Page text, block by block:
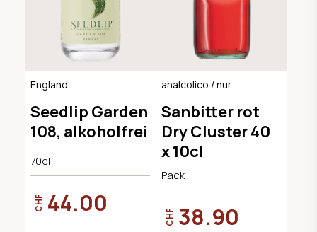
England,
Alternative
Seedlip Garden
108, alkoholfrei
70cl
CHF 44.00
analcolico / nur
verkaufen
Sanbitter rot
Dry Cluster 40
x 10cl
Pack
CHF 38.90